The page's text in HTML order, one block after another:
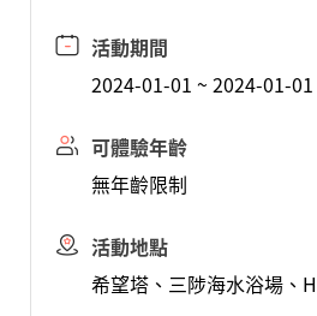
活動期間
2024-01-01 ~ 2024-01-01
可體驗年齡
無年齡限制
活動地點
希望塔、三陟海水浴場、